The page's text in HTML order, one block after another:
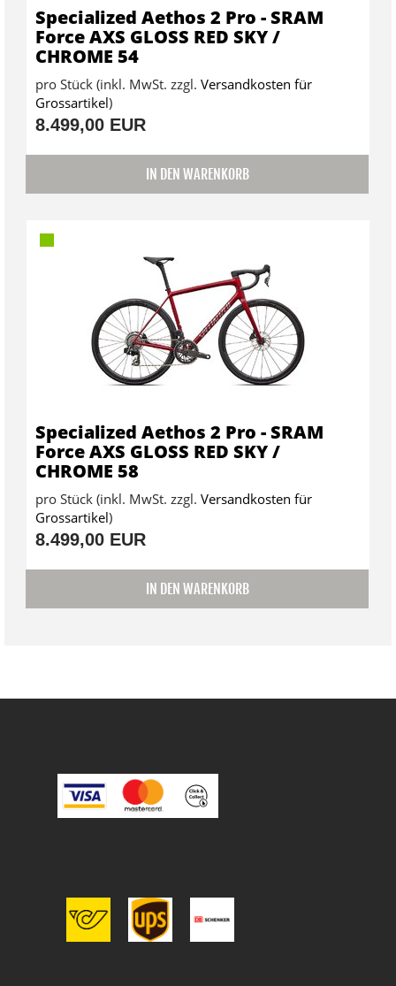
Specialized Aethos 2 Pro - SRAM
Force AXS GLOSS RED SKY /
CHROME 54
pro Stück (inkl. MwSt. zzgl. Versandkosten für
Grossartikel)
8.499,00 EUR
IN DEN WARENKORB
Specialized Aethos 2 Pro - SRAM
Force AXS GLOSS RED SKY /
CHROME 58
pro Stück (inkl. MwSt. zzgl. Versandkosten für
Grossartikel)
8.499,00 EUR
IN DEN WARENKORB